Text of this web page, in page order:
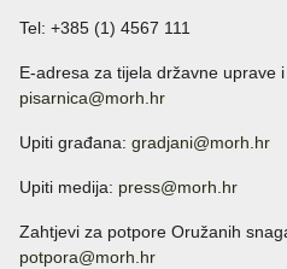
Tel: +385 (1) 4567 111
E-adresa za tijela državne uprave
pisarnica@morh.hr
Upiti građana: gradjani@morh.hr
Upiti medija: press@morh.hr
Zahtjevi za potpore Oružanih
potpora@morh.hr